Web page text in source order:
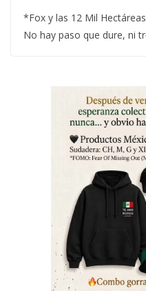
*Fox y las 12 Mil
No hay paso que dure, ni